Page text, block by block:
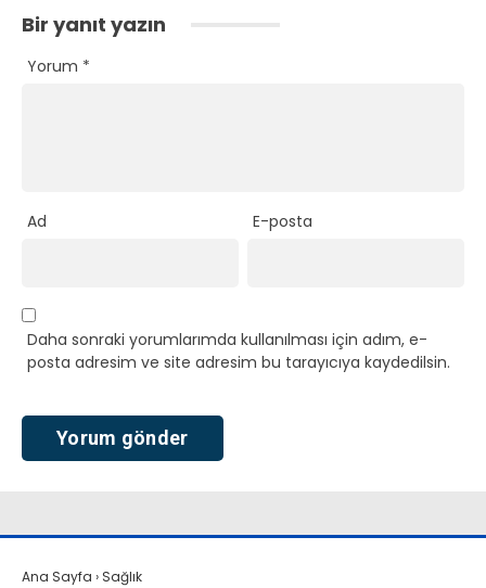
Bir yanıt yazın
Yorum *
Ad E-posta
Daha sonraki yorumlarımda kullanılması için adım, e-
posta adresim ve site adresim bu tarayıcıya kaydedilsin.
Ana Sayfa › Sağlık